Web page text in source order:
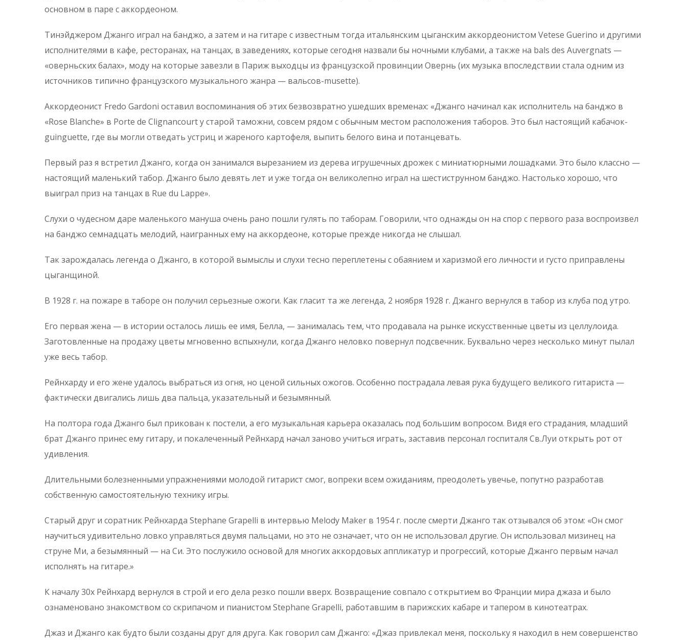
основном в паре с аккордеоном.
Тинэйджером Джанго играл на банджо, а затем и на гитаре с известным тогда итальянским цыганским аккордеонистом Vetese Guerino и другими
исполнителями в кафе, ресторанах, на танцах, в заведениях, которые сегодня назвали бы ночными клубами, а также на bals des Auvergnats —
«оверньских балах», моду на которые завезли в Париж выходцы из французской провинции Овернь (их музыка впоследствии стала одним из
источников типично французского музыкального жанра — вальсов-musette).
Аккордеонист Fredo Gardoni оставил воспоминания об этих безвозвратно ушедших временах: «Джанго начинал как исполнитель на банджо в
«Rose Blanche» в Porte de Clignancourt у старой таможни, совсем рядом с обычным местом расположения таборов. Это был настоящий кабачок-
guinguette, где вы могли отведать устриц и жареного картофеля, выпить белого вина и потанцевать.
Первый раз я встретил Джанго, когда он занимался вырезанием из дерева игрушечных дрожек с миниатюрными лошадками. Это было классно —
настоящий маленький табор. Джанго было девять лет и уже тогда он великолепно играл на шестиструнном банджо. Настолько хорошо, что
выиграл приз на танцах в Rue du Lappe».
Слухи о чудесном даре маленького мануша очень рано пошли гулять по таборам. Говорили, что однажды он на спор с первого раза воспроизвел
на банджо семнадцать мелодий, наигранных ему на аккордеоне, которые прежде никогда не слышал.
Так зарождалась легенда о Джанго, в которой вымыслы и слухи тесно переплетены с обаянием и харизмой его личности и густо приправлены
цыганщиной.
В 1928 г. на пожаре в таборе он получил серьезные ожоги. Как гласит та же легенда, 2 ноября 1928 г. Джанго вернулся в табор из клуба под утро.
Его первая жена — в истории осталось лишь ее имя, Белла, — занималась тем, что продавала на рынке искусственные цветы из целлулоида.
Заготовленные на продажу цветы мгновенно вспыхнули, когда Джанго неловко повернул подсвечник. Буквально через несколько минут пылал
уже весь табор.
Рейнхарду и его жене удалось выбраться из огня, но ценой сильных ожогов. Особенно пострадала левая рука будущего великого гитариста —
фактически двигались лишь два пальца, указательный и безымянный.
На полтора года Джанго был прикован к постели, а его музыкальная карьера оказалась под большим вопросом. Видя его страдания, младший
брат Джанго принес ему гитару, и покалеченный Рейнхард начал заново учиться играть, заставив персонал госпиталя Св.Луи открыть рот от
удивления.
Длительными болезненными упражнениями молодой гитарист смог, вопреки всем ожиданиям, преодолеть увечье, попутно разработав
собственную самостоятельную технику игры.
Старый друг и соратник Рейнхарда Stephane Grapelli в интервью Melody Maker в 1954 г. после смерти Джанго так отзывался об этом: «Он смог
научиться удивительно ловко управляться двумя пальцами, но это не означает, что он не использовал другие. Он использовал мизинец на
струне Ми, а безымянный — на Си. Это послужило основой для многих аккордовых аппликатур и прогрессий, которые Джанго первым начал
исполнять на гитаре.»
К началу 30х Рейнхард вернулся в строй и его дела резко пошли вверх. Возвращение совпало с открытием во Франции мира джаза и было
ознаменовано знакомством со скрипачом и пианистом Stephane Grapelli, работавшим в парижских кабаре и тапером в кинотеатрах.
Джаз и Джанго как будто были созданы друг для друга. Как говорил сам Джанго: «Джаз привлекал меня, поскольку я находил в нем совершенство